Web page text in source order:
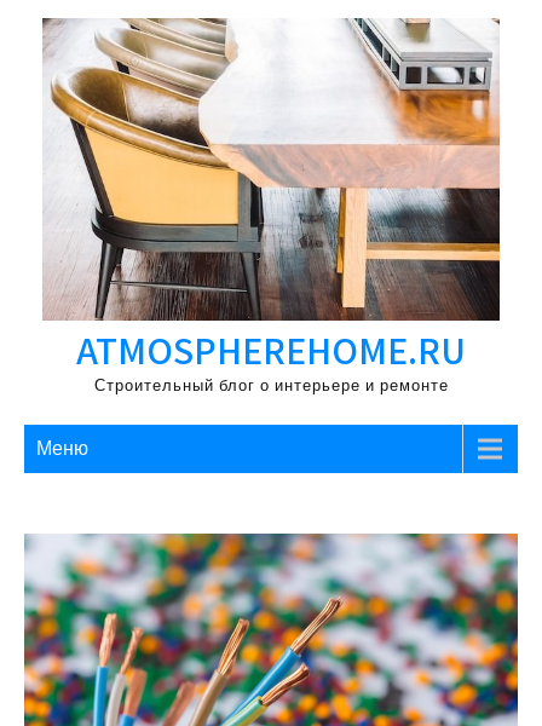
Перейти
содержимому
ATMOSPHEREHOME.RU
Строительный блог о интерьере и ремонте
Меню